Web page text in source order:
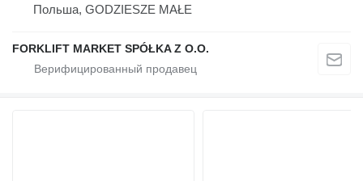
Польша, GODZIESZE MAŁE
FORKLIFT MARKET SPÓŁKA Z O.O.